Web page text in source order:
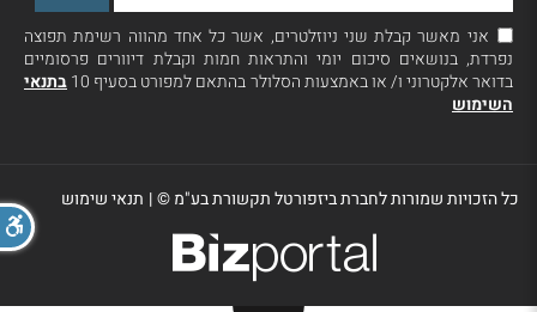
אני מאשר קבלת שני ניוזלטרים, אשר כל אחד מהווה רשימת תפוצה
נפרדת, בנושאים סיכום יומי והתראות חמות וקבלת דיוורים פרסומיים
בדואר אלקטרוני ו/ או באמצעות הסלולר בהתאם למפורט בסעיף 10
בתנאי
השימוש
כל הזכויות שמורות לחברת ביזפורטל תקשורת בע"מ ©| תנאי שימוש